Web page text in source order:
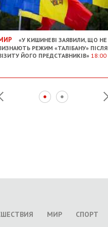
«У КИШИНЕВІ ЗАЯВИЛИ, ЩО НЕ
РЕЖИМ «ТАЛІБАНУ» ПІСЛЯ
ЙОГО ПРЕДСТАВНИКІВ» 18:00
МИР СПОРТ